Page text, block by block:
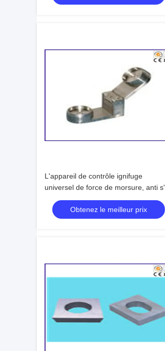
L'appareil de contrôle ignifuge
universel de force de morsure, anti s'y
mêlent bébé Toy Tester
Obtenez le meilleur prix